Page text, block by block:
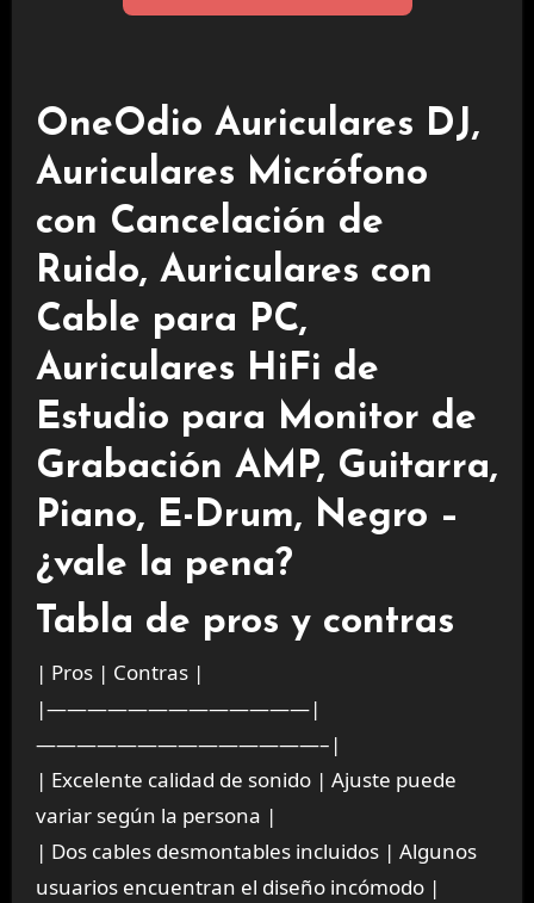
OneOdio Auriculares DJ,
Auriculares Micrófono
con Cancelación de
Ruido, Auriculares con
Cable para PC,
Auriculares HiFi de
Estudio para Monitor de
Grabación AMP, Guitarra,
Piano, E-Drum, Negro –
¿vale la pena?
Tabla de pros y contras
| Pros | Contras |
|—————————————|
——————————————–|
| Excelente calidad de sonido | Ajuste puede
variar según la persona |
| Dos cables desmontables incluidos | Algunos
usuarios encuentran el diseño incómodo |